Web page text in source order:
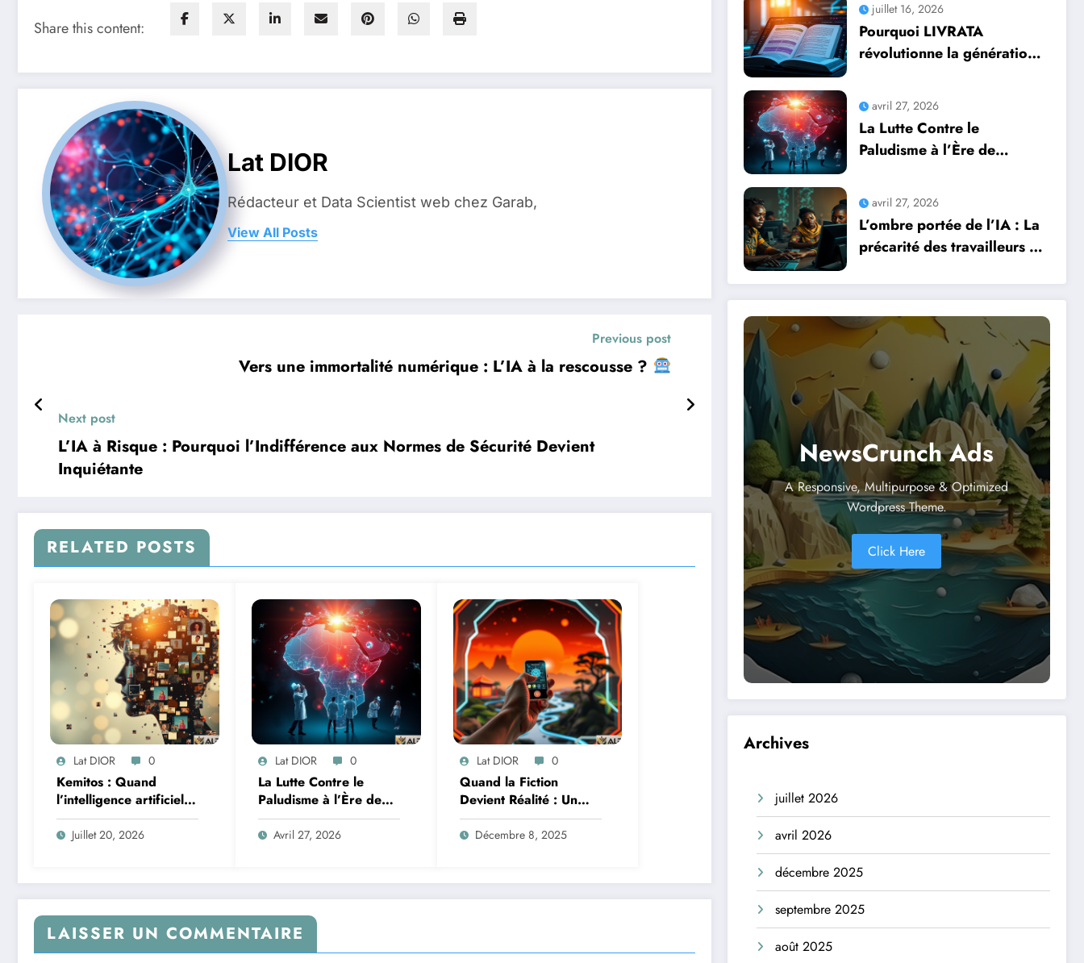
Share this content:
Lat DIOR
Rédacteur et Data Scientist web chez Garab,
View All Posts
Previous post
Vers une immortalité numérique : L’IA à la rescousse ?
Next post
L’IA à Risque : Pourquoi l’Indifférence aux Normes de Sécurité Devient
Inquiétante
RELATED POSTS
Lat DIOR 0
Kemitos : Quand
l’intelligence artificielle
redonne vie aux
souvenirs
Juillet 20, 2026
Lat DIOR 0
La Lutte Contre le
Paludisme à l’Ère de
l’Intelligence Artificielle
: Une Course Contre la
Avril 27, 2026
Lat DIOR 0
Quand la Fiction
Devient Réalité : Un
Pokédex Révolutionné
par l’Intelligence
Décembre 8, 2025
LAISSER UN COMMENTAIRE
juillet 16, 2026
Pourquoi LIVRATA
révolutionne la génération
professionnels avec
l’intelligence artificielle
avril 27, 2026
La Lutte Contre le
Paludisme à l’Ère de
Une Course Contre la
Montre Africaine
avril 27, 2026
L’ombre portée de l’IA : La
précarité des travailleurs du
révolution numérique
NewsCrunch Ads
A Responsive, Multipurpose & Optimized
Wordpress Theme.
Click Here
Archives
juillet 2026
avril 2026
décembre 2025
septembre 2025
août 2025